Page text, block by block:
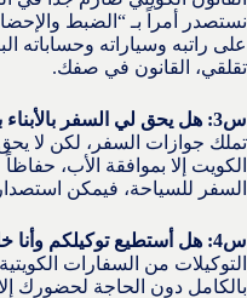
نستصدر أمراً بـ “الضبط
على راتبه وسياراته وحساباته
تقلقي، القانون في صفك.
س3: هل يحق لي السفر بالأبناء بعد الطلاق؟
تملك جوازات السفر، لكن لا يحق
الكويت إلا بموافقة الأب،
السفر للسياحة، فيمكن
س4: هل أستطيع توكيلكم وأنا خارج الكويت؟
التوكيلات من السفارات
بالكامل دون الحاجة لحضورك